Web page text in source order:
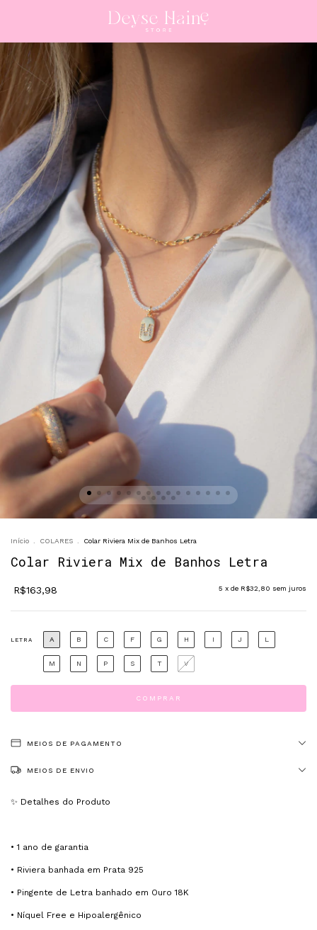
Início COLARES Colar Riviera Mix de Banhos Letra
Colar Riviera Mix de Banhos Letra
R$163,98 5 x de R$32,80 sem juros
LETRA A B C F G H I J L
M N P S T V
MEIOS DE PAGAMENTO
MEIOS DE ENVIO
✨ Detalhes do Produto
• 1 ano de garantia
• Riviera banhada em Prata 925
• Pingente de Letra banhado em Ouro 18K
• Níquel Free e Hipoalergênico